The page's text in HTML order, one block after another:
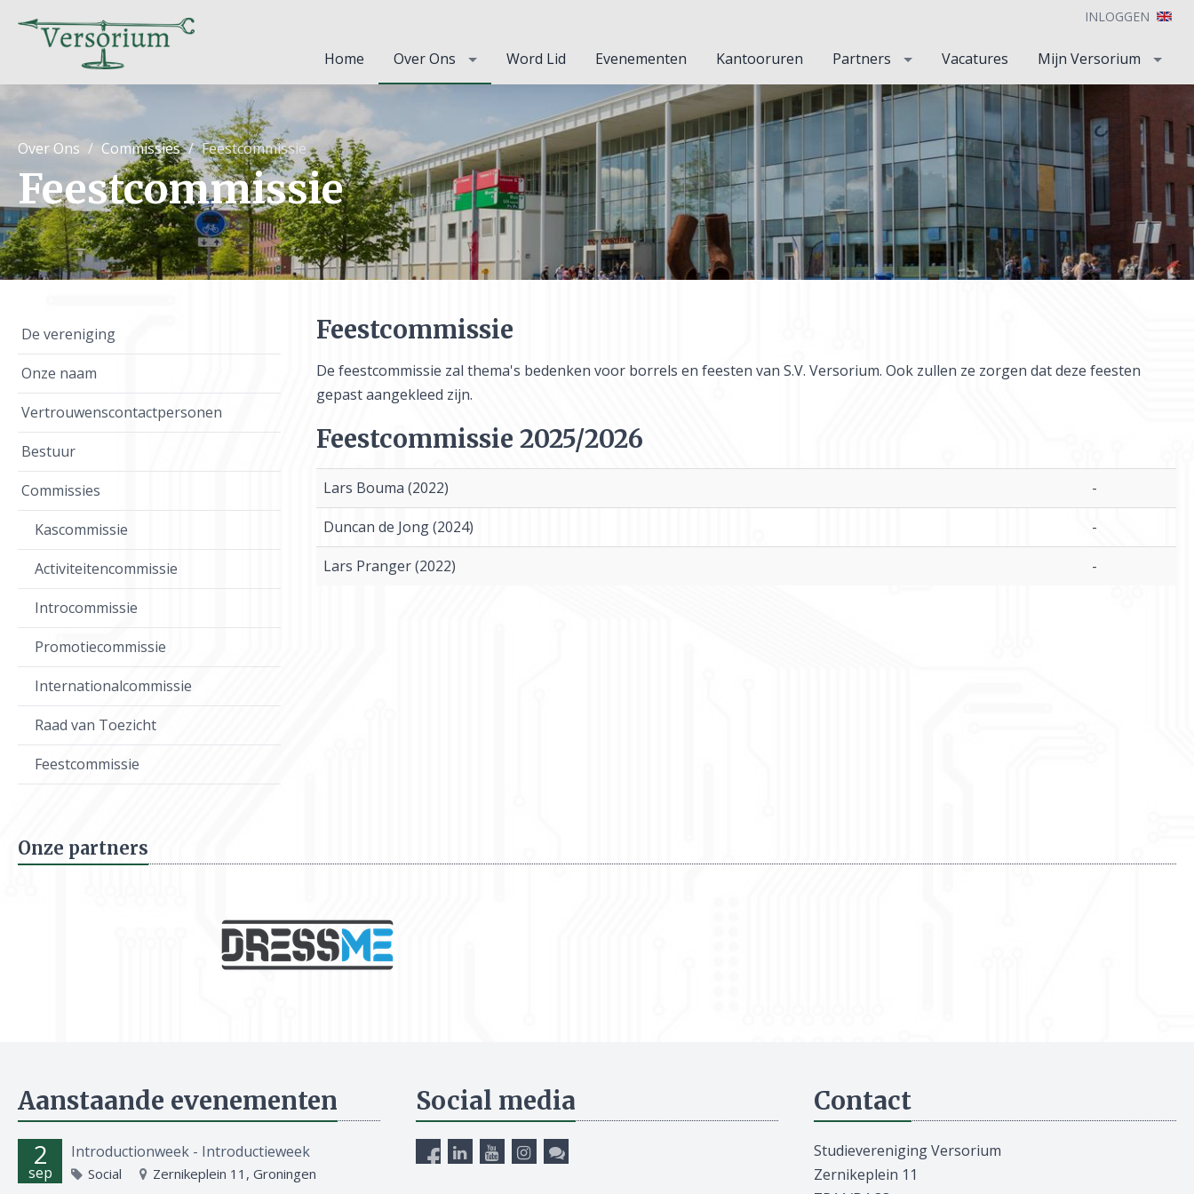
INLOGGEN
Home Over Ons Word Lid Evenementen Kantooruren Partners Vacatures Mijn Versorium
Over Ons Commissies Feestcommissie
Feestcommissie
De vereniging
Onze naam
Vertrouwenscontactpersonen
Bestuur
Commissies
Kascommissie
Activiteitencommissie
Introcommissie
Promotiecommissie
Internationalcommissie
Raad van Toezicht
Feestcommissie
Feestcommissie
De feestcommissie zal thema's bedenken voor borrels en feesten van S.V. Versorium. Ook zullen ze zorgen dat deze feesten
gepast aangekleed zijn.
Feestcommissie 2025/2026
Lars Bouma (2022)
-
Duncan de Jong (2024)
-
Lars Pranger (2022)
-
Onze partners
Aanstaande evenementen
2
sep
Introductionweek - Introductieweek
Social Zernikeplein 11, Groningen
Social media Contact
Studievereniging Versorium
Zernikeplein 11